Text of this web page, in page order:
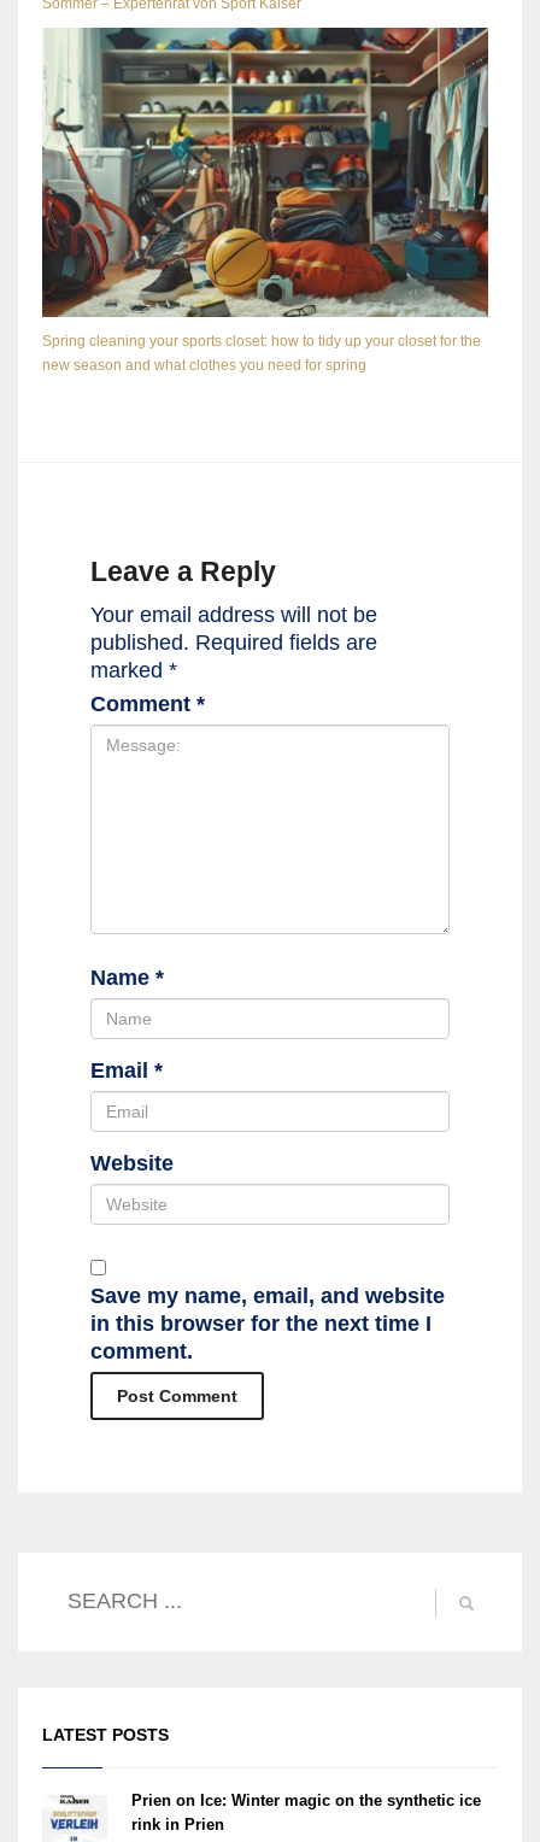
Sommer – Expertenrat von Sport Kaiser
Spring cleaning your sports closet: how to tidy up your closet for the
new season and what clothes you need for spring
Leave a Reply
Your email address will not be
published. Required fields are
marked *
Comment *
Name *
Email *
Website
Save my name, email, and website
in this browser for the next time I
comment.
LATEST POSTS
Prien on Ice: Winter magic on the synthetic ice
rink in Prien